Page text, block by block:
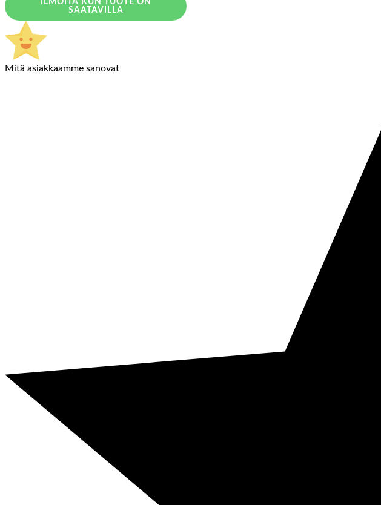
ILMOITA KUN TUOTE ON
SAATAVILLA
Mitä asiakkaamme sanovat